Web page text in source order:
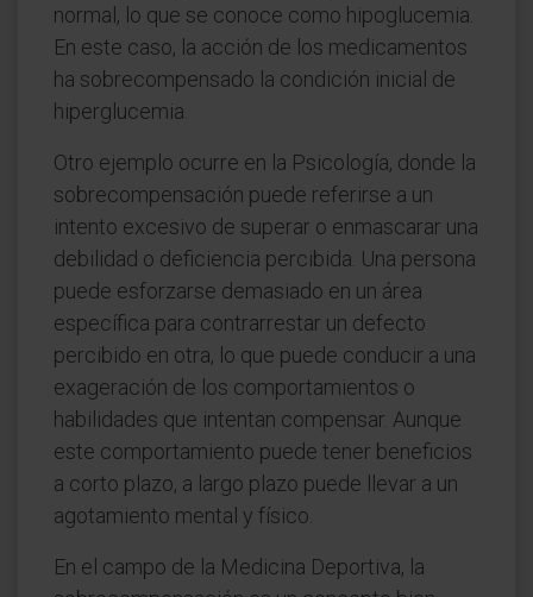
normal, lo que se conoce como hipoglucemia.
En este caso, la acción de los medicamentos
ha sobrecompensado la condición inicial de
hiperglucemia.
Otro ejemplo ocurre en la Psicología, donde la
sobrecompensación puede referirse a un
intento excesivo de superar o enmascarar una
debilidad o deficiencia percibida. Una persona
puede esforzarse demasiado en un área
específica para contrarrestar un defecto
percibido en otra, lo que puede conducir a una
exageración de los comportamientos o
habilidades que intentan compensar. Aunque
este comportamiento puede tener beneficios
a corto plazo, a largo plazo puede llevar a un
agotamiento mental y físico.
En el campo de la Medicina Deportiva, la